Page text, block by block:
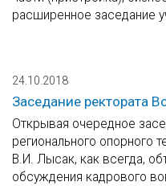
расширенное заседание
24.10.2018
Заседание ректората
Открывая очередное
регионального опорного
В.И. Лысак, как всегда,
обсуждения кадрового